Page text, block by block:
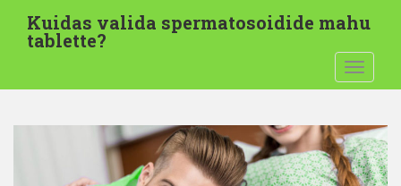
p
Kuidas valida spermatosoidide mahu
tablette?